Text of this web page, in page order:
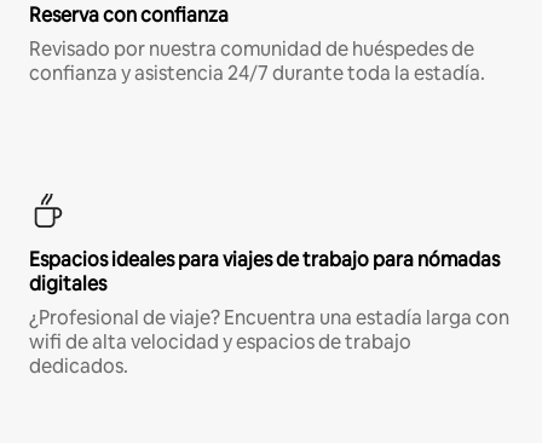
Reserva con confianza
Revisado por nuestra comunidad de huéspedes de
confianza y asistencia 24/7 durante toda la estadía.
Espacios ideales para viajes de trabajo para nómadas
digitales
¿Profesional de viaje? Encuentra una estadía larga con
wifi de alta velocidad y espacios de trabajo
dedicados.